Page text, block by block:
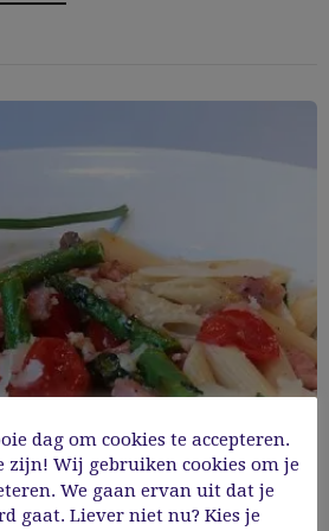
asperges,
dag om cookies te accepteren.
zijn! Wij gebruiken cookies om je
We gaan ervan uit dat je
gaat. Liever niet nu? Kies je